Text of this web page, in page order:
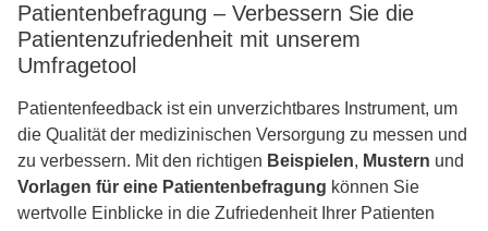
Patientenbefragung – Verbessern Sie die
Patientenzufriedenheit mit unserem
Umfragetool
Patientenfeedback ist ein unverzichtbares Instrument, um
die Qualität der medizinischen Versorgung zu messen und
zu verbessern. Mit den richtigen Beispielen, Mustern und
Vorlagen für eine Patientenbefragung können Sie
wertvolle Einblicke in die Zufriedenheit Ihrer Patienten